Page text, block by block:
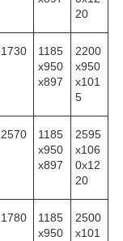
20
1730
1185
x950
x897
2200
x950
x101
5
2570
1185
x950
x897
2595
x106
0x12
20
1780
1185
x950
2500
x101